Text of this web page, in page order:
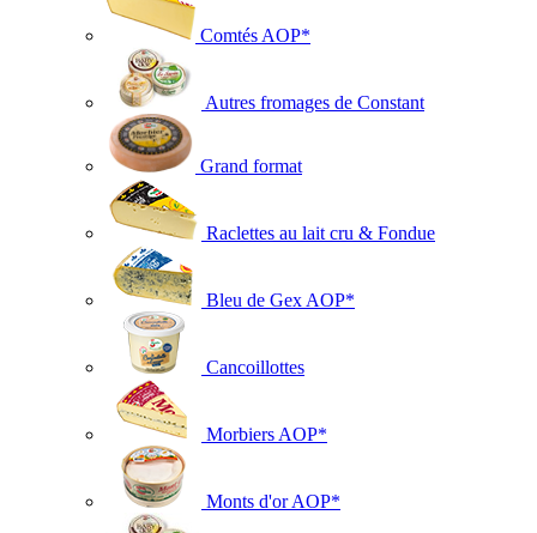
Comtés AOP*
Autres fromages de Constant
Grand format
Raclettes au lait cru & Fondue
Bleu de Gex AOP*
Cancoillottes
Morbiers AOP*
Monts d'or AOP*